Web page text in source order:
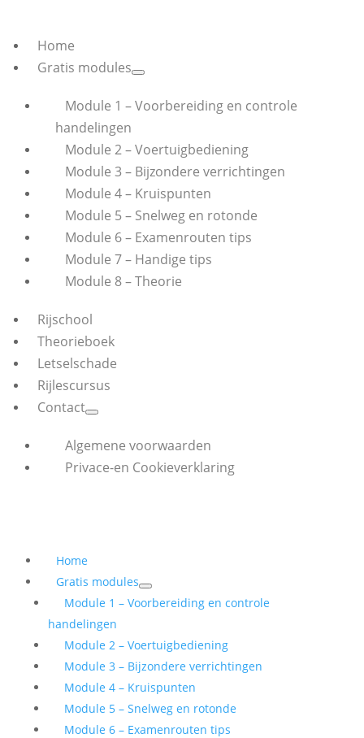
Home
Gratis modules
Module 1 – Voorbereiding en controle
handelingen
Module 2 – Voertuigbediening
Module 3 – Bijzondere verrichtingen
Module 4 – Kruispunten
Module 5 – Snelweg en rotonde
Module 6 – Examenrouten tips
Module 7 – Handige tips
Module 8 – Theorie
Rijschool
Theorieboek
Letselschade
Rijlescursus
Contact
Algemene voorwaarden
Privace-en Cookieverklaring
Home
Gratis modules
Module 1 – Voorbereiding en controle
handelingen
Module 2 – Voertuigbediening
Module 3 – Bijzondere verrichtingen
Module 4 – Kruispunten
Module 5 – Snelweg en rotonde
Module 6 – Examenrouten tips